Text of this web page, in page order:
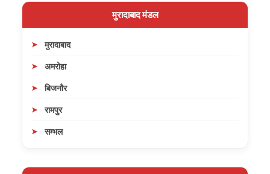
मुरादाबाद मंडल
मुरादाबाद
अमरोहा
बिजनौर
रामपुर
सम्भल